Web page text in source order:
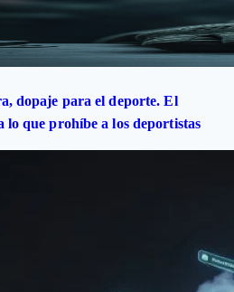
dopaje para el deporte. El
lo que prohíbe a los deportistas